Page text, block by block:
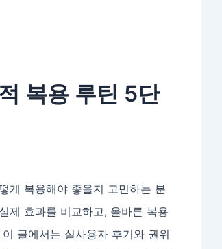
복용 루틴 5단
게 복용해야 좋을지 고민하는 분
제 효과를 비교하고, 올바른 복용
글에서는 실사용자 후기와 권위